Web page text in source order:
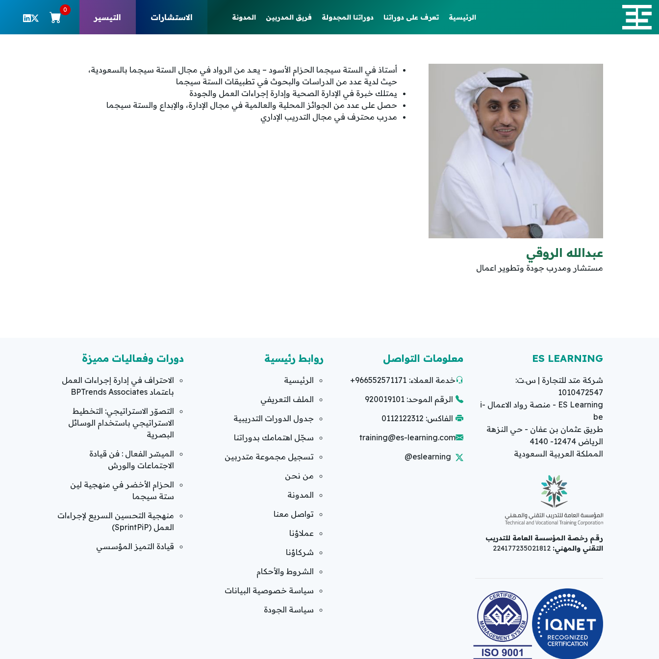
الرئيسية تعرف على دوراتنا دوراتنا المجدولة فريق المدربين المدونة الاستشارات التيسير
0
عبدالله الروقي
مستشار ومدرب جودة وتطوير اعمال
أستاذ في الستة سيجما الحزام الأسود – يعـد من الرواد في مجال الستة سيجما بالسعودية،
حيث لدية عدد من الدراسات والبحوث في تطبيقات الستة سيجما
يمتلك خبرة في الإدارة الصحية وإدارة إجراءات العمل والجودة
حصل على عدد من الجوائز المحلية والعالمية في مجال الإدارة، والإبداع والستة سيجما
مدرب محترف في مجال التدريب الإداري
ES LEARNING
شركة متد للتجارة | س.ت:
1010472547
ES Learning - منصة رواد الاعمال i-
be
طريق عثمان بن عفان - حي النزهة
الرياض 12474- 4140
المملكة العربية السعودية
رقم رخصة المؤسسة العامة للتدريب
التقني والمهني: 224177235021812
معلومات التواصل
خدمة العملاء: +966552571171
الرقم الموحد: 920019101
الفاكس: 0112122312
training@es-learning.com
@eslearning
روابط رئيسية
الرئيسية
الملف التعريفي
جدول الدورات التدريبية
سجّل اهتمامك بدوراتنا
تسجيل مجموعة متدربين
من نحن
المدونة
تواصل معنا
عملاؤنا
شركاؤنا
الشروط والأحكام
سياسة خصوصية البيانات
سياسة الجودة
دورات وفعاليات مميزة
الاحتراف في إدارة إجراءات العمل
باعتماد BPTrends Associates
التصوّر الاستراتيجي: التخطيط
الاستراتيجي باستخدام الوسائل
البصرية
الميسّر الفعال : فن قيادة
الاجتماعات والورش
الحزام الأخضر في منهجية لين
ستة سيجما
منهجية التحسين السريع لإجراءات
العمل (SprintPiP)
قيادة التميز المؤسسي